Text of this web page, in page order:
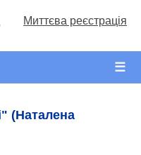
Миттєва реєстрація
☰
(Наталена